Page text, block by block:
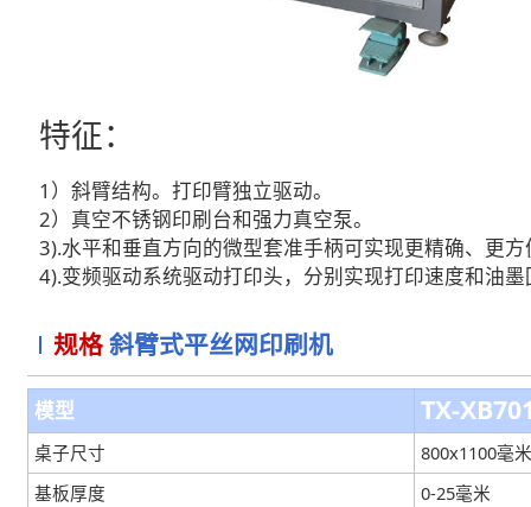
特征：
1）斜臂结构。打印臂独立驱动。
2）真空不锈钢印刷台和强力真空泵。
3).水平和垂直方向的微型套准手柄可实现更精确、更
4).变频驱动系统驱动打印头，分别实现打印速度和油
规格斜臂式平丝网印刷机
模型 TX-
桌子尺寸
800x1100毫
基板厚度
0-25毫米